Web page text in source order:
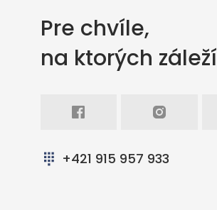
Pre chvíle,
na ktorých záleží
+421 915 957 933